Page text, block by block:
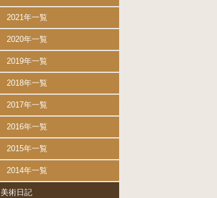
2021年一覧
2020年一覧
2019年一覧
2018年一覧
2017年一覧
2016年一覧
2015年一覧
2014年一覧
美術日記